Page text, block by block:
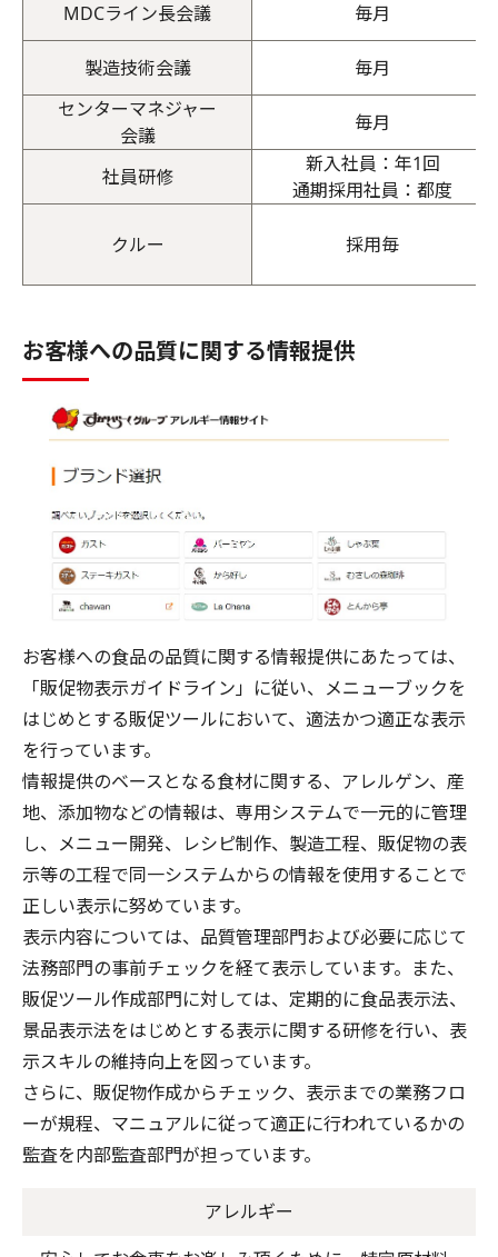
MDCライン長会議 毎月
製造技術会議
毎月
センターマネジャー
会議
毎月
社員研修
新入社員：年1回
通期採用社員：都度
クルー 採用毎
お客様への品質に関する情報提供
お客様への食品の品質に関する情報提供にあたっては、
「販促物表示ガイドライン」に従い、メニューブックを
はじめとする販促ツールにおいて、適法かつ適正な表示
を行っています。
情報提供のベースとなる食材に関する、アレルゲン、産
地、添加物などの情報は、専用システムで一元的に管理
し、メニュー開発、レシピ制作、製造工程、販促物の表
示等の工程で同一システムからの情報を使用することで
正しい表示に努めています。
表示内容については、品質管理部門および必要に応じて
法務部門の事前チェックを経て表示しています。また、
販促ツール作成部門に対しては、定期的に食品表示法、
景品表示法をはじめとする表示に関する研修を行い、表
示スキルの維持向上を図っています。
さらに、販促物作成からチェック、表示までの業務フロ
ーが規程、マニュアルに従って適正に行われているかの
監査を内部監査部門が担っています。
アレルギー